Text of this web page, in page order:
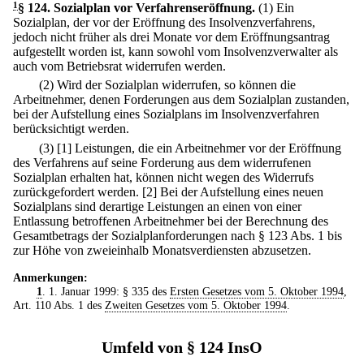
1 § 124. Sozialplan vor Verfahrenseröffnung. (1) Ein
Sozialplan, der vor der Eröffnung des Insolvenzverfahrens,
jedoch nicht früher als drei Monate vor dem Eröffnungsantrag
aufgestellt worden ist, kann sowohl vom Insolvenzverwalter als
auch vom Betriebsrat widerrufen werden.
(2) Wird der Sozialplan widerrufen, so können die
Arbeitnehmer, denen Forderungen aus dem Sozialplan zustanden,
bei der Aufstellung eines Sozialplans im Insolvenzverfahren
berücksichtigt werden.
(3) [1] Leistungen, die ein Arbeitnehmer vor der Eröffnung
des Verfahrens auf seine Forderung aus dem widerrufenen
Sozialplan erhalten hat, können nicht wegen des Widerrufs
zurückgefordert werden. [2] Bei der Aufstellung eines neuen
Sozialplans sind derartige Leistungen an einen von einer
Entlassung betroffenen Arbeitnehmer bei der Berechnung des
Gesamtbetrags der Sozialplanforderungen nach § 123 Abs. 1 bis
zur Höhe von zweieinhalb Monatsverdiensten abzusetzen.
Anmerkungen:
1
. 1. Januar 1999: § 335 des Ersten Gesetzes vom 5. Oktober 1994,
Art. 110 Abs. 1 des Zweiten Gesetzes vom 5. Oktober 1994
Umfeld von § 124 InsO